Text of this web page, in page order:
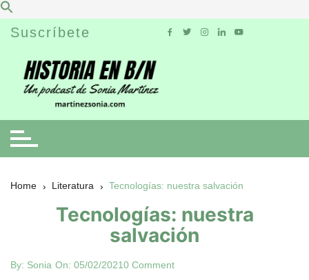
Skip
content
Suscríbete
Home Literatura Tecnologías: nuestra salvación
Tecnologías: nuestra
salvación
By: Sonia On: 05/02/20210 Comment